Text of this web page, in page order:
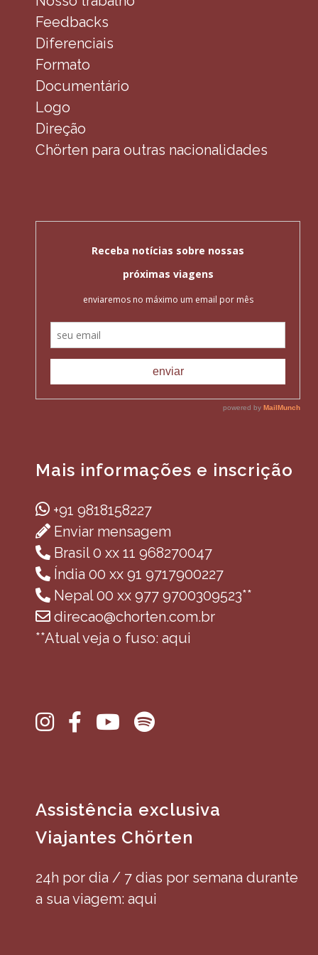
Feedbacks
Diferenciais
Formato
Documentário
Logo
Direção
Chörten para outras nacionalidades
Mais informações e inscrição
+91 9818158227
Enviar mensagem
Brasil 0 xx 11 968270047
Índia 00 xx 91 9717900227
Nepal 00 xx 977 9700309523**
direcao@chorten.com.br
**Atual veja o fuso: aqui
Assistência exclusiva
Viajantes Chörten
24h por dia / 7 dias por semana durante
a sua viagem: aqui